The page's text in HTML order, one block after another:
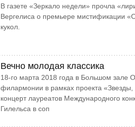
В газете «Зеркало недели» прочла
Вергелиса о премьере мистификации
кукол.
Вечно молодая классика
18-го марта 2018 года в Большом зале
филармонии в рамках проекта
концерт лауреатов Международного
Гилельса в соп